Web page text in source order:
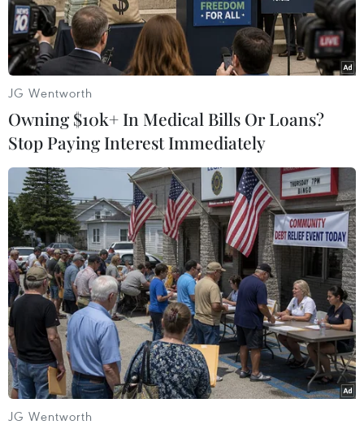
#Hải quân Anh #Lực lượng đặc nhiệm
#gây bạo loạn
#cuộc đột kích
#Kênh đào Anh Anh Liberia
Theo dõi VietnamPlus
JG Wentworth
Owning $10k+ In Medical Bills Or Loans?
Stop Paying Interest Immediately
JG Wentworth